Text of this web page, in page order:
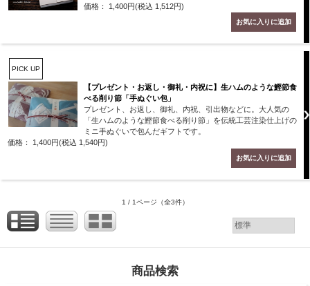
価格： 1,400円(税込 1,512円)
PICK UP
【プレゼント・お返し・御礼・内祝に】生ハムのような鰹節食
べる削り節「手ぬぐい包」
プレゼント、お返し、御礼、内祝、引出物などに。大人気の
「生ハムのような鰹節食べる削り節」を伝統工芸注染仕上げの
ミニ手ぬぐいで包んだギフトです。
価格： 1,400円(税込 1,540円)
1 / 1ページ （全3件）
商品検索